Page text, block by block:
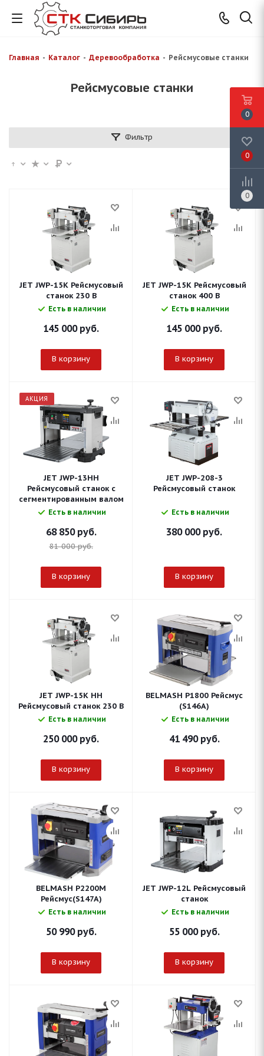
Главная - Каталог - Деревообработка - Рейсмусовые станки
Рейсмусовые станки
Фильтр
JET JWP-15K Рейсмусовый
станок 230 В
Есть в наличии
145 000руб.
В корзину
JET JWP-15K Рейсмусовый
станок 400 В
Есть в наличии
145 000руб.
В корзину
АКЦИЯ
JET JWP-13HH
Рейсмусовый станок с
сегментированным валом
Есть в наличии
68 850руб.
81 000руб.
В корзину
JET JWP-208-3
Рейсмусовый станок
Есть в наличии
380 000руб.
В корзину
JET JWP-15K HH
Рейсмусовый станок 230 В
Есть в наличии
250 000руб.
В корзину
BELMASH P1800 Рейсмус
(S146A)
Есть в наличии
41 490руб.
В корзину
BELMASH P2200M
Рейсмус(S147A)
Есть в наличии
50 990руб.
В корзину
JET JWP-12L Рейсмусовый
станок
Есть в наличии
55 000руб.
В корзину
0
0
0